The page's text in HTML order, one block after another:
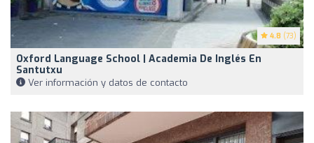
4.8 (73)
Oxford Language School | Academia De Inglés En
Santutxu
Ver información y datos de contacto